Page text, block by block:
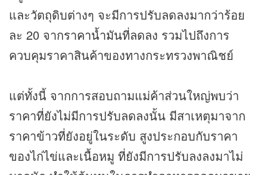
และวัตถุดิบต่างๆ จะมีการปรับลดลงมากว่าร้อย
ละ 20 จากราคาน้ำมันที่ลดลง รวมไปถึงการ
ควบคุมราคาสินค้าของทางกระทรวงพาณิชย์
แต่ทั้งนี้ จากการสอบถามแม่ค้าส่วนใหญ่พบว่า
ราคาที่ยังไม่มีการปรับลดลงนั้น มีสาเหตุมาจาก
ราคาข้าวที่ยังอยู่ในระดับ สูงประกอบกับราคา
ของไก่ไข่และเนื้อหมู ที่ยังมีการปรับลงลงมาไม่